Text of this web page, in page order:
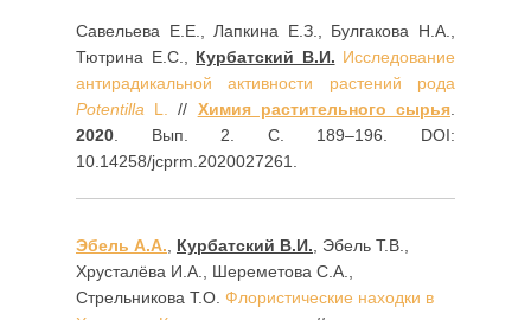
Савельева Е.Е., Лапкина Е.З., Булгакова Н.А.,
Тютрина Е.С., Курбатский В.И. Исследование
антирадикальной активности растений рода
Potentilla L. // Химия растительного сырья.
2020. Вып. 2. С. 189–196. DOI:
10.14258/jcprm.2020027261.
Эбель А.А., Курбатский В.И., Эбель Т.В.,
Хрусталёва И.А., Шереметова С.А.,
Стрельникова Т.О. Флористические находки в